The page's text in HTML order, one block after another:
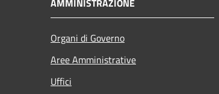
Organi di Governo
Aree Amministrative
Uffici